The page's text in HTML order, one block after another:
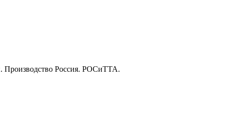
Производство Россия. РОСиТТА.